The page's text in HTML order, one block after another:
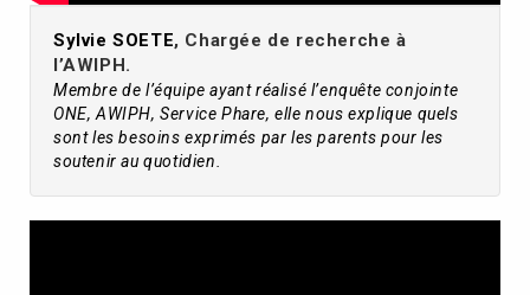
Sylvie SOETE, Chargée de recherche à
l’AWIPH.
Membre de l’équipe ayant réalisé l’enquête conjointe
ONE, AWIPH, Service Phare, elle nous explique quels
sont les besoins exprimés par les parents pour les
soutenir au quotidien.